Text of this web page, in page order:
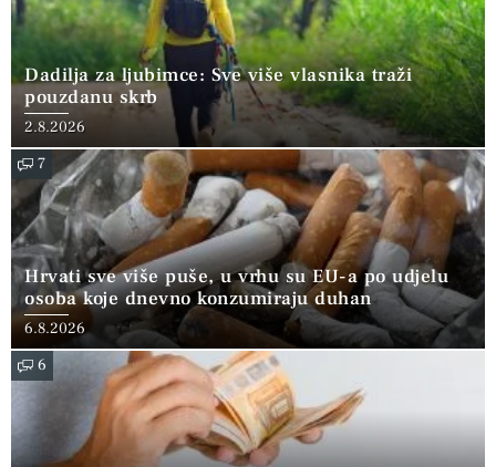
Dadilja za ljubimce: Sve više vlasnika traži
pouzdanu skrb
2.8.2026
7
Hrvati sve više puše, u vrhu su EU-a po udjelu
osoba koje dnevno konzumiraju duhan
6.8.2026
6